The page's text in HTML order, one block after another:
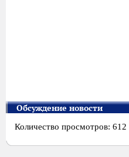
Обсуждение новости
Количество просмотров: 612